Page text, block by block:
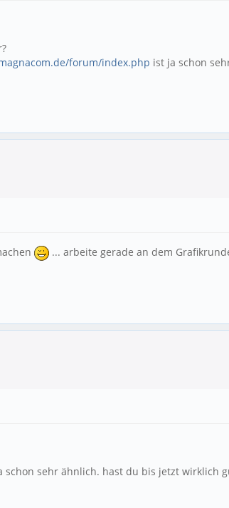
forum/index.php ist ja schon
... arbeite gerade an dem
sehr ähnlich. hast du bis jetzt wirklich